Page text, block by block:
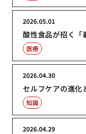
酸性食品が招く「
2026.05.01
医療
セルフケアの進化
2026.04.30
知識
2026.04.29